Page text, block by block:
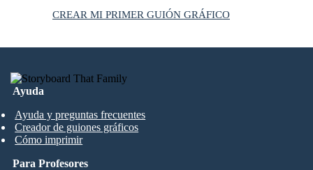
CREAR MI PRIMER GUIÓN GRÁFICO
Ayuda
Ayuda y preguntas frecuentes
Creador de guiones gráficos
Cómo imprimir
Para Profesores